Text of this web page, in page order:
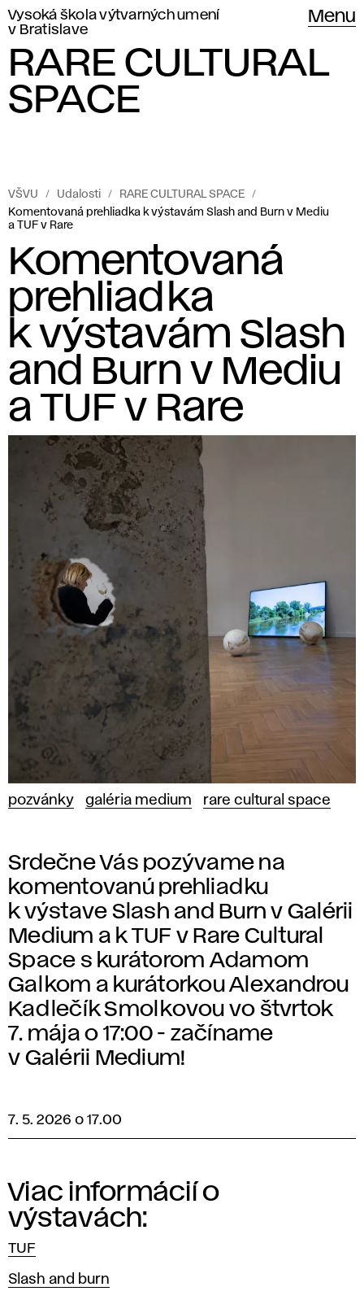
Vysoká škola výtvarných umení
v Bratislave
Menu
RARE CULTURAL
SPACE
VŠVU Udalosti
RARE CULTURAL SPACE
Komentovaná prehliadka k výstavám Slash and Burn v Mediu
a TUF v Rare
Komentovaná
prehliadka
k výstavám Slash
and Burn v Mediu
a TUF v Rare
pozvánky galéria medium rare cultural space
Srdečne Vás pozývame na
komentovanú prehliadku
k výstave Slash and Burn v Galérii
Medium a k TUF v Rare Cultural
Space s kurátorom Adamom
Galkom a kurátorkou Alexandrou
Kadlečík Smolkovou vo štvrtok
7. mája o 17:00 - začíname
v Galérii Medium!
7. 5. 2026 o 17.00
Viac informácií o
výstavách:
TUF
Slash and burn